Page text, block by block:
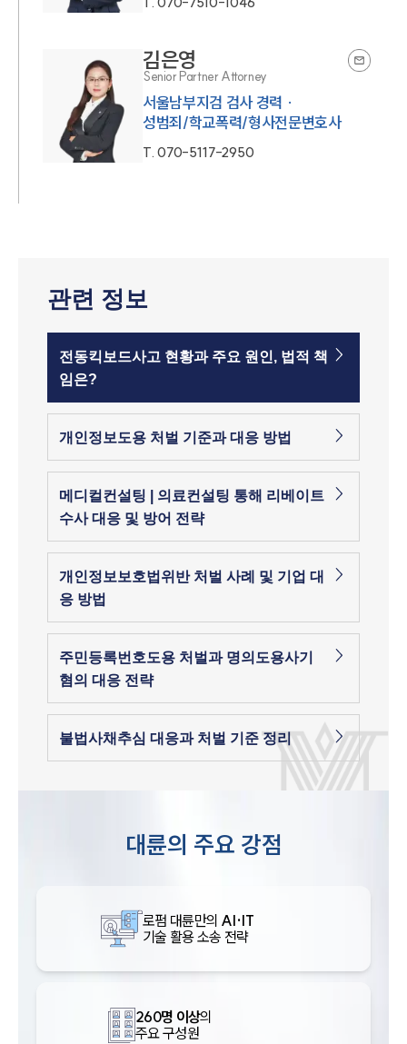
김은영
Senior Partner Attorney
서울남부지검 검사 경력 ·
성범죄/학교폭력/형사전문변호사
T.070-5117-2950
관련 정보
전동킥보드사고 현황과 주요 원인, 법적 책
임은?
개인정보도용 처벌 기준과 대응 방법
메디컬컨설팅 | 의료컨설팅 통해 리베이트
수사 대응 및 방어 전략
개인정보보호법위반 처벌 사례 및 기업 대
응 방법
주민등록번호도용 처벌과 명의도용사기
혐의 대응 전략
불법사채추심 대응과 처벌 기준 정리
대륜의 주요 강점
로펌 대륜만의 AI·IT
기술 활용 소송 전략
260명 이상의
주요 구성원